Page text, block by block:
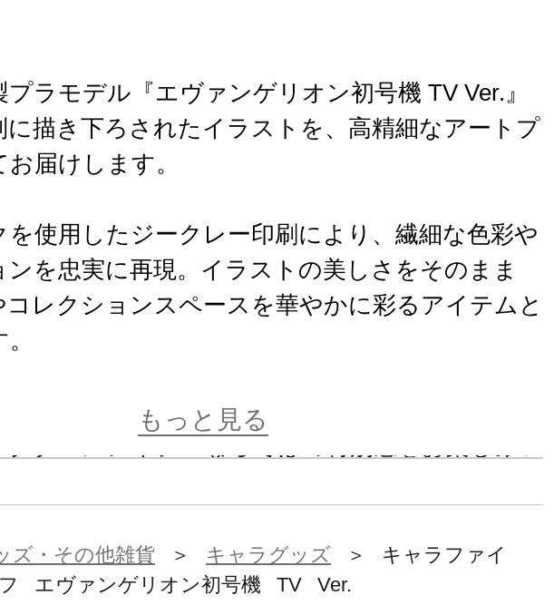
ラモデル『エヴァンゲリオン初号機 TV Ver.』
に描き下ろされたイラストを、高精細なアートプ
届けします。
を使用したジークレー印刷により、繊細な色彩や
を忠実に再現。イラストの美しさをそのまま
レクションスペースを華やかに彩るアイテムと
アルナンバー入り全世界245枚限定生産となっ
ジです。実際の商品とは多少異なる場合がござ
もっと見る
ズ・その他雑貨 ＞ キャラグッズ ＞ キャラファイ
エヴァンゲリオン初号機 TV Ver.